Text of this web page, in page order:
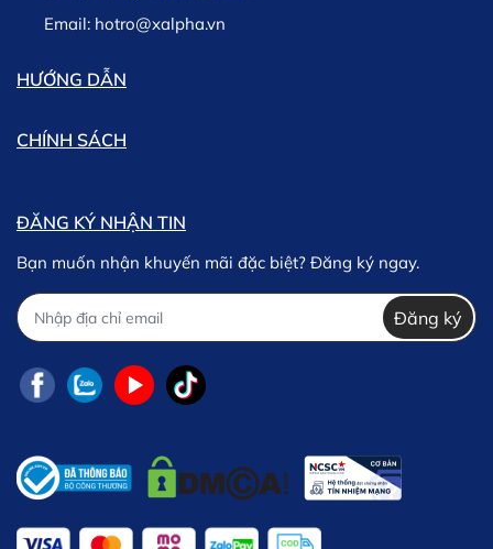
Email: hotro@xalpha.vn
HƯỚNG DẪN
CHÍNH SÁCH
ĐĂNG KÝ NHẬN TIN
Bạn muốn nhận khuyến mãi đặc biệt? Đăng ký ngay.
Đăng ký